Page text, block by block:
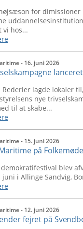
for dimissioner
vi hos...
- 16. juni 2026
lanceret
Rederier lagde lokaler
nye
til at skabe...
- 15. juni 2026
på
demokratifestival blev
juni i Allinge Sandvig,
- 12. juni 2026
fejret på